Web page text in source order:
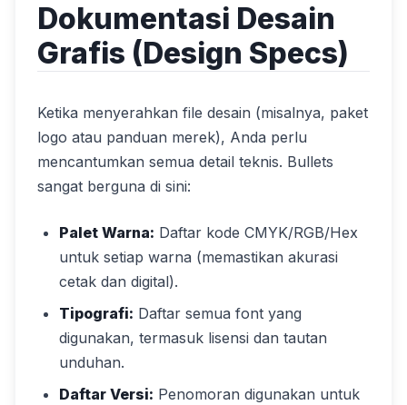
Dokumentasi Desain
Grafis (Design Specs)
Ketika menyerahkan file desain (misalnya, paket
logo atau panduan merek), Anda perlu
mencantumkan semua detail teknis. Bullets
sangat berguna di sini:
Palet Warna: Daftar kode CMYK/RGB/Hex
untuk setiap warna (memastikan akurasi
cetak dan digital).
Tipografi: Daftar semua font yang
digunakan, termasuk lisensi dan tautan
unduhan.
Daftar Versi: Penomoran digunakan untuk